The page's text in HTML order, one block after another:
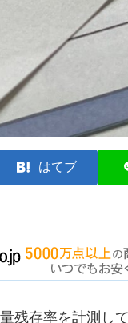
はてブ
残存率を計測して